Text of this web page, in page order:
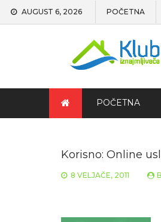
AUGUST 6, 2026 POČETNA
POČETNA
Korisno: Online
8 VELJAČE, 2011